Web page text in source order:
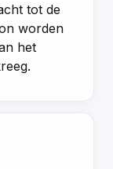
tot de
worden
het